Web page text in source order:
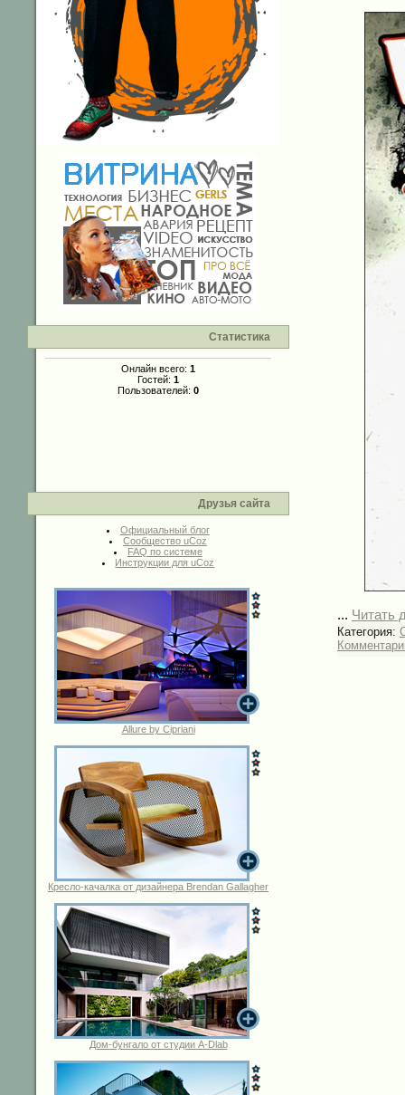
Статистика
Онлайн всего: 1
Гостей: 1
Пользователей: 0
Друзья сайта
Официальный блог
Сообщество uCoz
FAQ по системе
Инструкции для uCoz
Allure by Cipriani
Кресло-качалка от дизайнера Brendan Gallagher
Дом-бунгало от студии A-Dlab
... Читать
Категория: